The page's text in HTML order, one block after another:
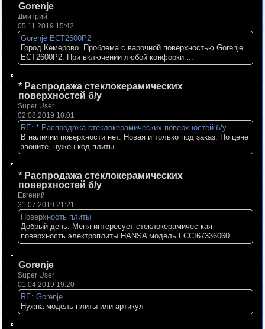
Gorenje
Дмитрий
05.11.2019 15:42
Gorenje ECT2600P2
Город Кемерово. Проблема с варочной поверхностью Gorenje
ECT2600P2. При включении любой конфорки ...
* Распродажа стеклокерамических
поверхностей б/у
Super User
02.08.2019 10:01
RE: * Распродажа стеклокерамических поверхностей б/у
В наличии поверхности нет. Новая и только под заказ. По цене
звоните, нужен код плиты.
* Распродажа стеклокерамических
поверхностей б/у
Евгений
31.07.2019 21:21
Поверхность плиты
Добрый день. Меня интересует стеклокерамичес кая
поверхность электроплиты HANSA модель FCCI67336060.
Gorenje
Super User
01.04.2019 19:20
RE: Gorenje
Нужна модель плиты или артикул